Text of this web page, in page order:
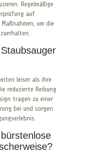
Regelmäßige
auf
um die
leiser als ihre
reduzierte Reibung
tragen zu einer
bei und sorgen